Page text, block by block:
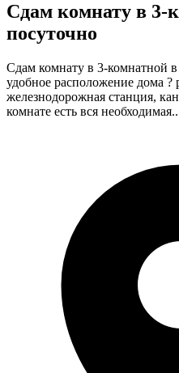
Сдам комнату в 3-
посуточно
Сдам комнату в 3-комнатной
удобное расположение дома ?
железнодорожная станция,
комнате есть вся